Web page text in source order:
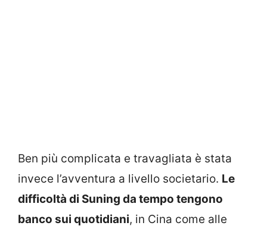
Ben più complicata e travagliata è stata
invece l’avventura a livello societario. Le
difficoltà di Suning da tempo tengono
banco sui quotidiani, in Cina come alle